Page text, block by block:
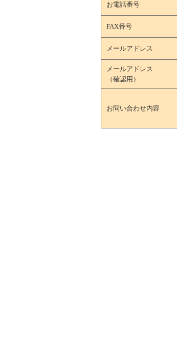
お電話番号
FAX番号
メールアドレス
メールアドレス
（確認用）
お問い合わせ内容